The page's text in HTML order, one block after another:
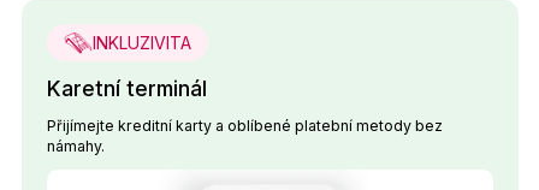
INKLUZIVITA
Karetní terminál
Přijímejte kreditní karty a oblíbené platební metody bez
námahy.